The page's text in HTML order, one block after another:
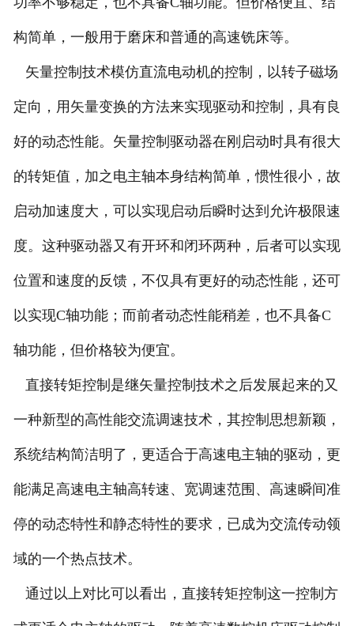
构简单，一般用于磨床和普通的高速铣床等。
矢量控制技术模仿直流电动机的控制，以转子磁场
定向，用矢量变换的方法来实现驱动和控制，具有良
好的动态性能。矢量控制驱动器在刚启动时具有很大
的转矩值，加之电主轴本身结构简单，惯性很小，故
启动加速度大，可以实现启动后瞬时达到允许极限速
度。这种驱动器又有开环和闭环两种，后者可以实现
位置和速度的反馈，不仅具有更好的动态性能，还可
以实现C轴功能；而前者动态性能稍差，也不具备C
轴功能，但价格较为便宜。
直接转矩控制是继矢量控制技术之后发展起来的又
一种新型的高性能交流调速技术，其控制思想新颖，
系统结构简洁明了，更适合于高速电主轴的驱动，更
能满足高速电主轴高转速、宽调速范围、高速瞬间准
停的动态特性和静态特性的要求，已成为交流传动领
域的一个热点技术。
通过以上对比可以看出，直接转矩控制这一控制方